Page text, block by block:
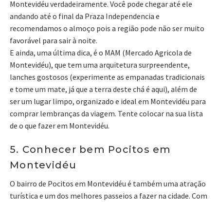
Montevidéu verdadeiramente. Você pode chegar até ele
andando até o final da Praza Independencia e
recomendamos o almoço pois a região pode não ser muito
favorável para sair à noite.
E ainda, uma última dica, é o MAM (Mercado Agricola de
Montevidéu), que tem uma arquitetura surpreendente,
lanches gostosos (experimente as empanadas tradicionais
e tome um mate, já que a terra deste chá é aqui), além de
ser um lugar limpo, organizado e ideal em Montevidéu para
comprar lembranças da viagem. Tente colocar na sua lista
de o que fazer em Montevidéu.
5. Conhecer bem Pocitos em
Montevidéu
O bairro de Pocitos em Montevidéu é também uma atração
turística e um dos melhores passeios a fazer na cidade. Com